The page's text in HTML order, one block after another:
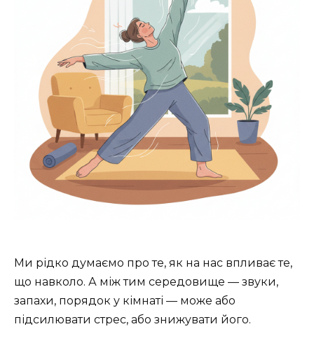
Ми рідко думаємо про те, як на нас впливає те,
що навколо. А між тим середовище — звуки,
запахи, порядок у кімнаті — може або
підсилювати стрес, або знижувати його.